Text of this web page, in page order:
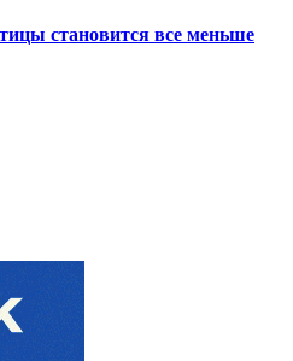
становится все меньше